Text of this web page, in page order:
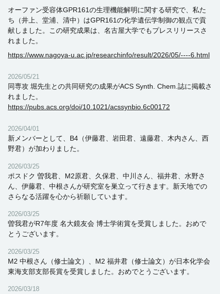
オーファン受容体GPR161の生理機能解明に関する研究で、私た
ち（井上、堂浦、清中）はGPR161の化学遺伝学制御の観点で貢
献しました。この研究成果は、名古屋大学でもプレスリリースさ
れました。
https://www.nagoya-u.ac.jp/researchinfo/result/2026/05/----6.html
2026/05/21
同専攻 堀先生との共同研究の成果がACS Synth. Chem.誌に掲載さ
れました。
https://pubs.acs.org/doi/10.1021/acssynbio.6c00172
2026/04/01
新メンバーとして、B4（伊藤君、岩田君、遠藤君、木内さん、西
野君）が加わりました。
2026/03/25
ポスドク 曽我君、M2原君、久保君、中川さん、福井君、水野さ
ん、伊藤君、中根さんが研究室を巣立って行きます。新天地での
さらなる活躍を心から祈願しています。
2026/03/25
曽我君がR7年度 名大鏡友会 博士学術賞を受賞しました。おめで
とうございます。
2026/03/25
M2 中根さん（修士論文）、M2 福井君（修士論文）が日本化学会
東海支部支部長賞を受賞しました。おめでとうございます。
2026/03/18